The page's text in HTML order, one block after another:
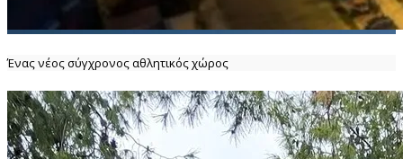
Ένας νέος σύγχρονος αθλητικός χώρος